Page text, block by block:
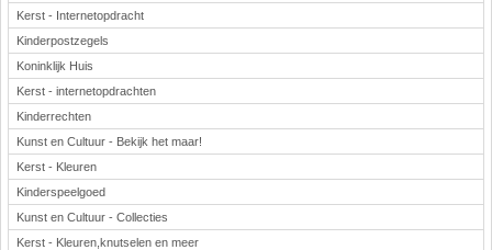
Kerst - Internetopdracht
Kinderpostzegels
Koninklijk Huis
Kerst - internetopdrachten
Kinderrechten
Kunst en Cultuur - Bekijk het maar!
Kerst - Kleuren
Kinderspeelgoed
Kunst en Cultuur - Collecties
Kerst - Kleuren,knutselen en meer